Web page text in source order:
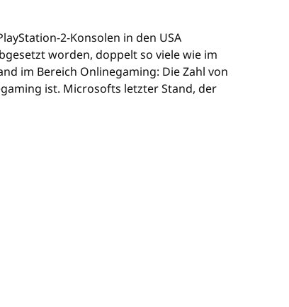
2-Konsolen in den USA
worden, doppelt so viele wie im
im Bereich Onlinegaming: Die Zahl von
ist. Microsofts letzter Stand, der